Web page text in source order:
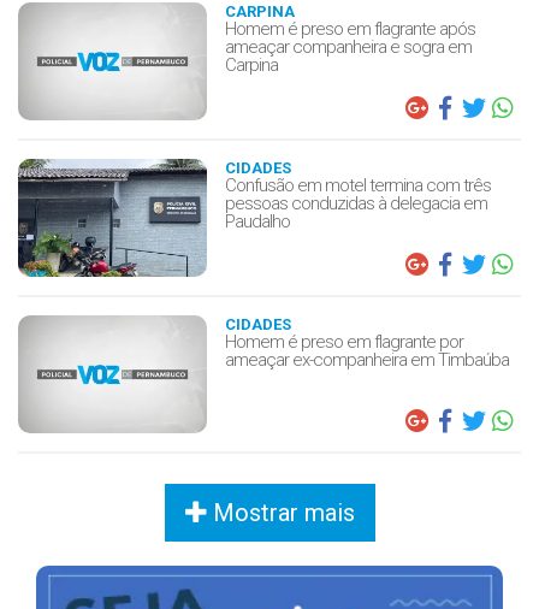
CARPINA
Homem é preso em flagrante após
ameaçar companheira e sogra em
Carpina
CIDADES
Confusão em motel termina com três
pessoas conduzidas à delegacia em
Paudalho
CIDADES
Homem é preso em flagrante por
ameaçar ex-companheira em Timbaúba
Mostrar mais